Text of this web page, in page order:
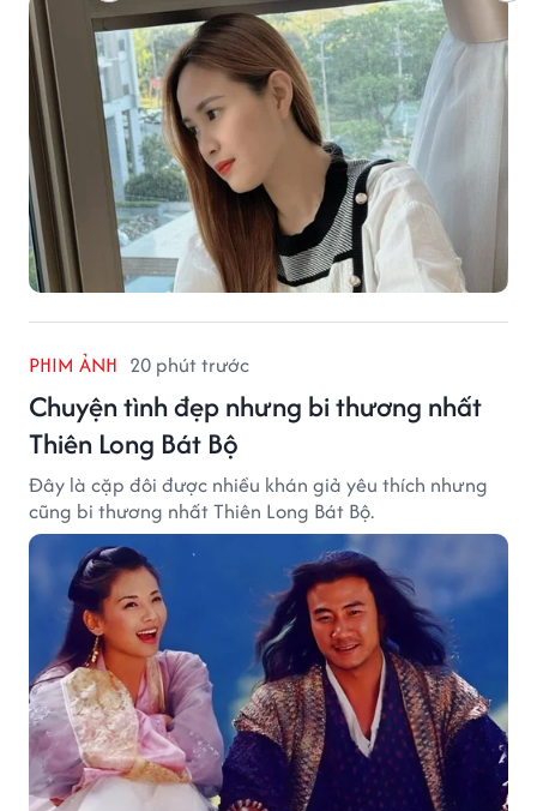
PHIM ẢNH 20 phút trước
Chuyện tình đẹp nhưng bi thương nhất
Thiên Long Bát Bộ
Đây là cặp đôi được nhiều khán giả yêu thích nhưng
cũng bi thương nhất Thiên Long Bát Bộ.